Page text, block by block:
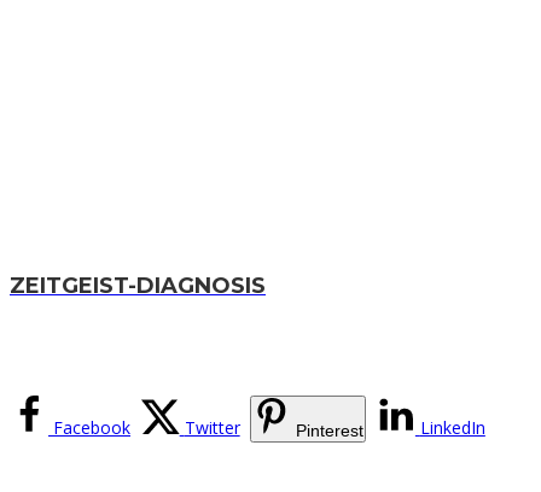
ZEITGEIST-DIAGNOSIS
Facebook Twitter Pinterest LinkedIn